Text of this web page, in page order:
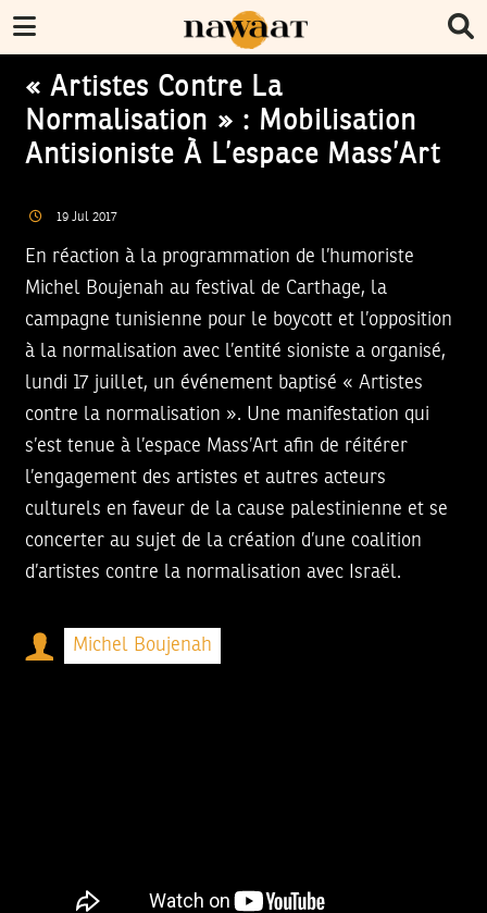
« Artistes Contre La
Normalisation » : Mobilisation
Antisioniste À L’espace Mass’Art
19 Jul 2017
En réaction à la programmation de l’humoriste
Michel Boujenah au festival de Carthage, la
campagne tunisienne pour le boycott et l’opposition
à la normalisation avec l’entité sioniste a organisé,
lundi 17 juillet, un événement baptisé « Artistes
contre la normalisation ». Une manifestation qui
s’est tenue à l’espace Mass’Art afin de réitérer
l’engagement des artistes et autres acteurs
culturels en faveur de la cause palestinienne et se
concerter au sujet de la création d’une coalition
d’artistes contre la normalisation avec Israël.
Michel Boujenah